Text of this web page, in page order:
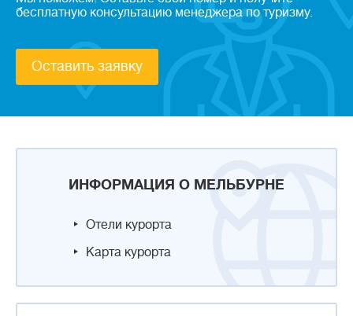
ИНФОРМАЦИЯ О МЕЛЬБУРНЕ
Отели курорта
Карта курорта
бесплатную консультацию менеджера по туризму.
Оставить заявку